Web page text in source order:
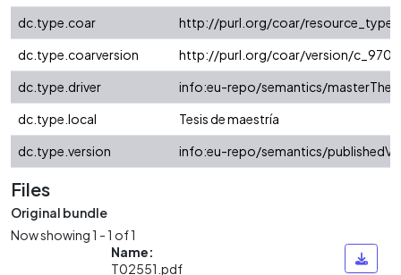
dc.type.coar
http://purl.org/coar/resource_type/
dc.type.coarversion
http://purl.org/coar/version/
dc.type.driver
info:eu-repo/semantics/
dc.type.local
Tesis de maestría
dc.type.version
info:eu-repo/semantics/
Files
Original bundle
Now showing1 - 1 of 1
Name:
T02551.pdf